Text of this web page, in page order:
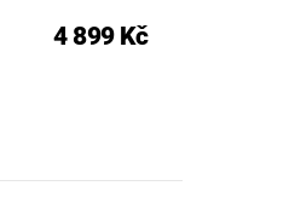
4 899 Kč